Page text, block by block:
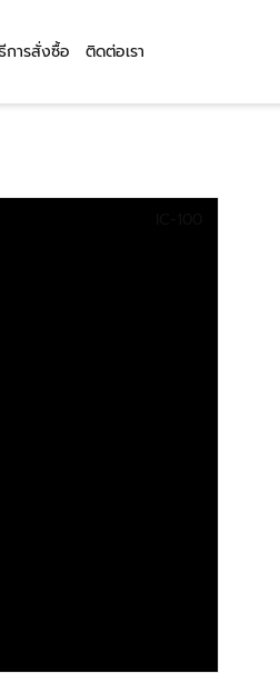
การสั่งซื้อ ติดต่อเรา